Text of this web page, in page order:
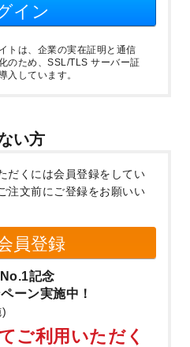
イン
トは、企業の実在証明と通信
のため、SSL/TLS サーバー証
入しています。
い方
だくには会員登録をしてい
注文前にご登録をお願いい
員登録
No.1記念
ーン実施中！
ご利用いただく